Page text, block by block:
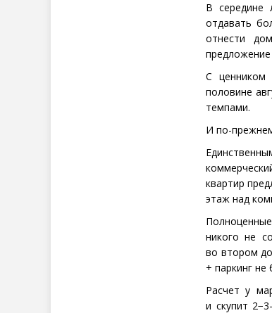
В середине
отдавать
отнести
С ценником
половине
темпами.
И по-
квартир
этаж над
никого не
во втором
+ паркинг не
Расчет у
и скупит